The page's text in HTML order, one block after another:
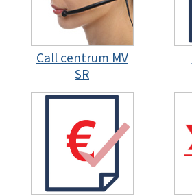
Call centrum MV
SR